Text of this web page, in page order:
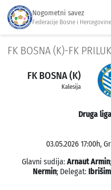
Nogometni savez
Federacije Bosne i Hercegovine
FK BOSNA (K)-FK PRILUK
FK BOSNA (K)
Kalesija
Druga
03.05.2026 17:00h,
Glavni sudija: Arnaut Armin
Nermin; Delegat: